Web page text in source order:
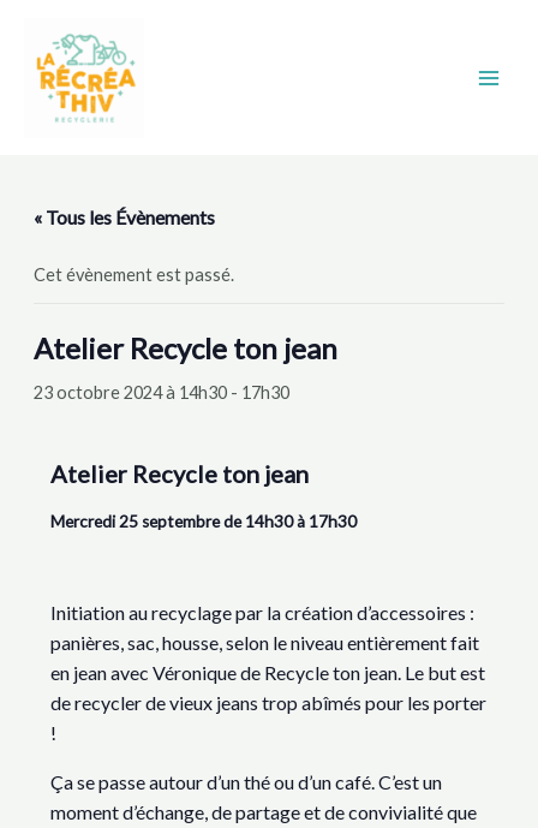
contenu
« Tous les Évènements
Cet évènement est passé.
Atelier Recycle ton jean
23 octobre 2024 à 14h30- 17h30
Atelier Recycle ton jean
Mercredi 25 septembre de 14h30 à 17h30
Initiation au recyclage par la création d’accessoires :
panières, sac, housse, selon le niveau entièrement fait
en jean avec Véronique de Recycle ton jean. Le but est
de recycler de vieux jeans trop abîmés pour les porter
!
Ça se passe autour d’un thé ou d’un café. C’est un
moment d’échange, de partage et de convivialité que